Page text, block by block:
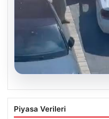
05.08.2026
İlginç olay:
etmesine izin
Piyasa Verileri